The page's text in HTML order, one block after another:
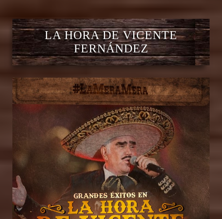
LA HORA DE VICENTE
FERNÁNDEZ